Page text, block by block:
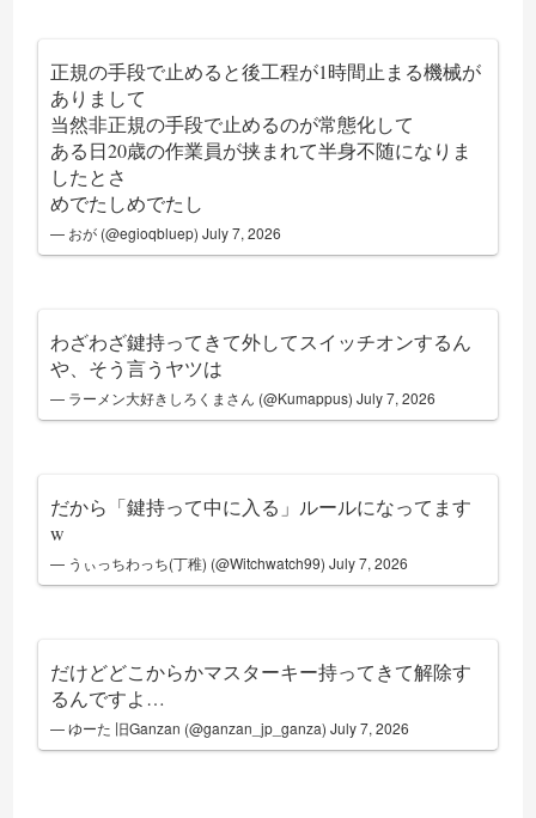
正規の手段で止めると後工程が1時間止まる機械が
ありまして
当然非正規の手段で止めるのが常態化して
ある日20歳の作業員が挟まれて半身不随になりま
したとさ
めでたしめでたし
— おが (@egioqbluep)July 7, 2026
わざわざ鍵持ってきて外してスイッチオンするん
や、そう言うヤツは
— ラーメン大好きしろくまさん (@Kumappus)July 7, 2026
だから「鍵持って中に入る」ルールになってます
w
— うぃっちわっち(丁稚) (@Witchwatch99)July 7, 2026
だけどどこからかマスターキー持ってきて解除す
るんですよ…
— ゆーた 旧Ganzan (@ganzan_jp_ganza)July 7, 2026